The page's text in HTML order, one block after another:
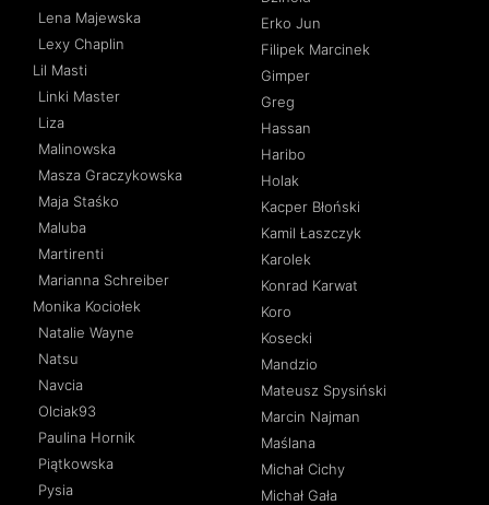
Lena Majewska
Lexy Chaplin
Lil Masti
Linki Master
Liza
Malinowska
Masza Graczykowska
Maja Staśko
Maluba
Martirenti
Marianna Schreiber
Monika Kociołek
Natalie Wayne
Natsu
Navcia
Olciak93
Paulina Hornik
Piątkowska
Pysia
Erko Jun
Filipek Marcinek
Gimper
Greg
Hassan
Haribo
Holak
Kacper Błoński
Kamil Łaszczyk
Karolek
Konrad Karwat
Koro
Kosecki
Mandzio
Mateusz Spysiński
Marcin Najman
Maślana
Michał Cichy
Michał Gała